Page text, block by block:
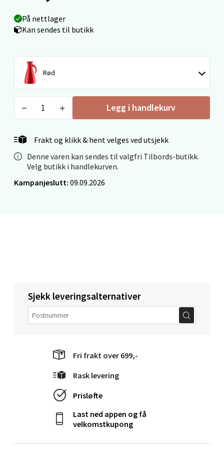
På nettlager
Kan sendes til butikk
Rød
Legg i handlekurv
Frakt og klikk & hent velges ved utsjekk
Denne varen kan sendes til valgfri Tilbords-butikk.
Velg butikk i handlekurven.
Kampanjeslutt: 09.09.2026
Sjekk leveringsalternativer
Fri frakt over 699,-
Rask levering
Prisløfte
Last ned appen og få
velkomstkupong
Ski - Thon Senter Ski
Ski Storsenter, Jernbanesvingen 6, 1400 Ski
Åpent i dag 10-21
Velg
Sortland - Sortland Storsenter
Strangata 26, 8400 Sortland
Steinkjer - Thon Senter Steinkjer
Sjøfartsgata 2, 7714 Steinkjer
Åpent i dag 10-20
Leirvik - Stord
Torgbakken 2, 5401 Stord